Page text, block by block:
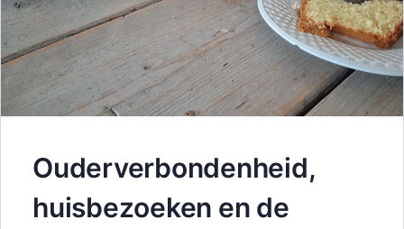
Ouderverbondenheid,
huisbezoeken en de